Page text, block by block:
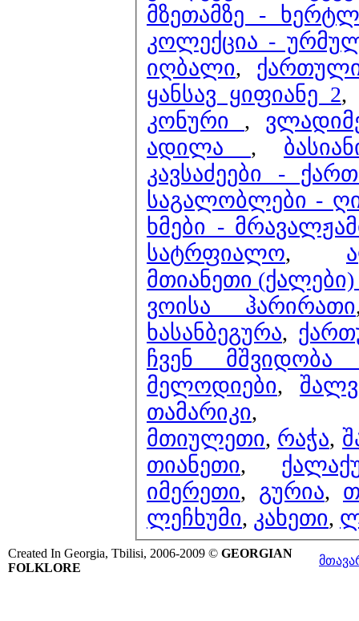
მზეთამზე -
კოლექცია -
იღბალი,
ყანსავ ყიფიანე 2,
კონური ,
ადილა ,
კავსაძეები -
საგალობლები -
ხმები -
სატრფიალო,
მთიანეთი (ქალები)
ვოისა ჰარირათი
ხასანბეგურა,
ჩვენ
მელოდიები,
თამარიკი,
მთიულეთი, რაჭა,
თიანეთი,
იმერეთი, გურია,
ლეჩხუმი, კახეთი,
Created In Georgia, Tbilisi, 2006-2009 © GEORGIAN
FOLKLORE